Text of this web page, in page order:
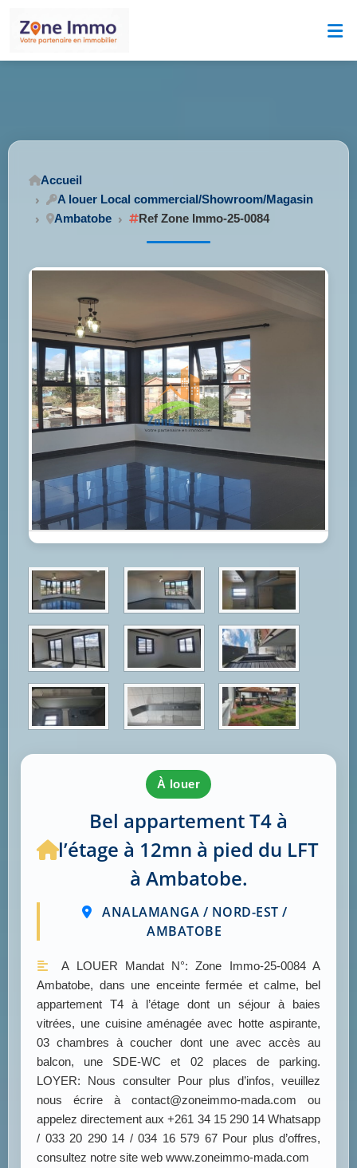
Accueil
A louer Local commercial/Showroom/Magasin
Ambatobe
Ref Zone Immo-25-0084
à louer
Bel appartement T4 à
l’étage à 12mn à pied du LFT
à Ambatobe.
ANALAMANGA / NORD-EST /
AMBATOBE
A LOUER Mandat N°: Zone Immo-25-0084 A
Ambatobe, dans une enceinte fermée et calme, bel
appartement T4 à l’étage dont un séjour à baies
vitrées, une cuisine aménagée avec hotte aspirante,
03 chambres à coucher dont une avec accès au
balcon, une SDE-WC et 02 places de parking.
LOYER: Nous consulter Pour plus d’infos, veuillez
nous écrire à contact@zoneimmo-mada.com ou
appelez directement aux +261 34 15 290 14 Whatsapp
/ 033 20 290 14 / 034 16 579 67 Pour plus d’offres,
consultez notre site web www.zoneimmo-mada.com